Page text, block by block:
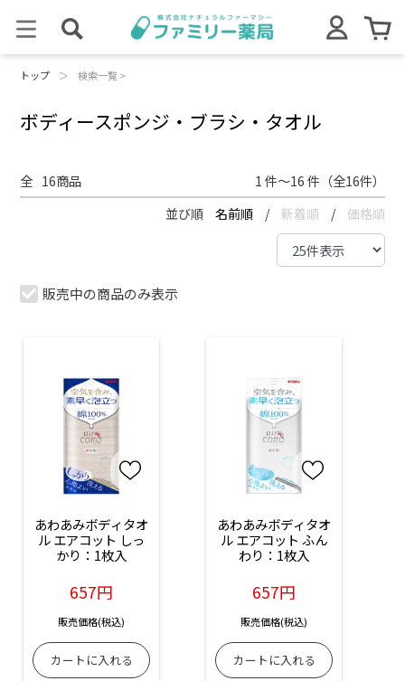
トップ ＞ 検索一覧 >
ボディースポンジ・ブラシ・タオル
全 16商品 1 件～16 件（全16件）
並び順 名前順 / 新着順 / 価格順
販売中の商品のみ表示
あわあみボディタオ
ル エアコット しっ
かり：1枚入
657円
販売価格(税込)
あわあみボディタオ
ル エアコット ふん
わり：1枚入
657円
販売価格(税込)